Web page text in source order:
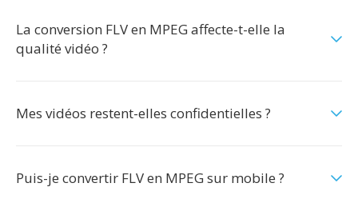
La conversion FLV en MPEG affecte-t-elle la
qualité vidéo ?
Mes vidéos restent-elles confidentielles ?
Puis-je convertir FLV en MPEG sur mobile ?